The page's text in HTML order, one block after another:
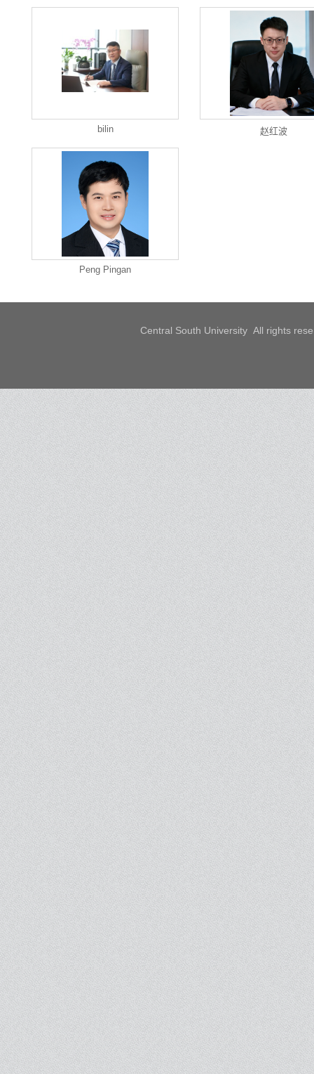
bilin 赵红波
Peng Pingan
Central South University All rights